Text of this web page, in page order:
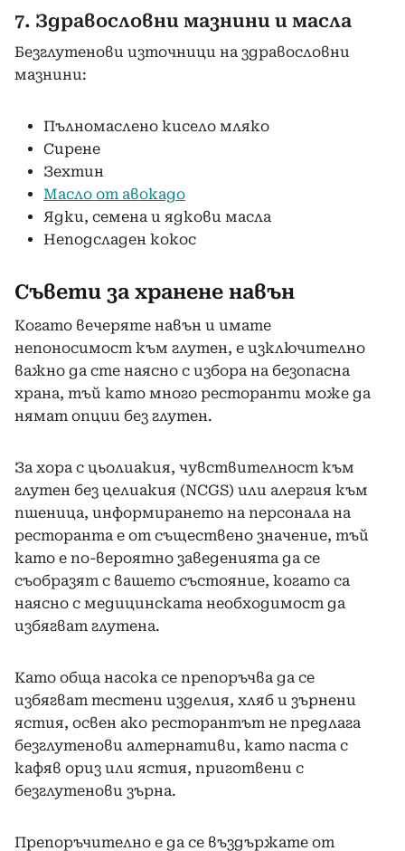
7. Здравословни мазнини и масла
Безглутенови източници на здравословни
мазнини:
Пълномаслено кисело мляко
Сирене
Зехтин
Масло от авокадо
Ядки, семена и ядкови масла
Неподсладен кокос
Съвети за хранене навън
Когато вечеряте навън и имате
непоносимост към глутен, е изключително
важно да сте наясно с избора на безопасна
храна, тъй като много ресторанти може да
нямат опции без глутен.
За хора с цьолиакия, чувствителност към
глутен без целиакия (NCGS) или алергия към
пшеница, информирането на персонала на
ресторанта е от съществено значение, тъй
като е по-вероятно заведенията да се
съобразят с вашето състояние, когато са
наясно с медицинската необходимост да
избягват глутена.
Като обща насока се препоръчва да се
избягват тестени изделия, хляб и зърнени
ястия, освен ако ресторантът не предлага
безглутенови алтернативи, като паста с
кафяв ориз или ястия, приготвени с
безглутенови зърна.
Препоръчително е да се въздържате от